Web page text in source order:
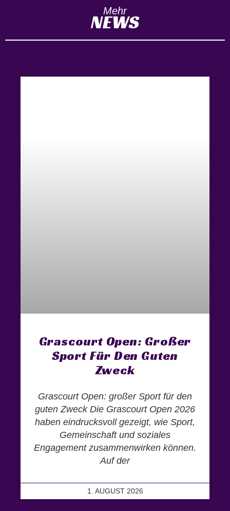
Mehr
NEWS
Grascourt Open: Großer
Sport Für Den Guten
Zweck
Grascourt Open: großer Sport für den
guten Zweck Die Grascourt Open 2026
haben eindrucksvoll gezeigt, wie Sport,
Gemeinschaft und soziales
Engagement zusammenwirken können.
Auf der
1. AUGUST 2026